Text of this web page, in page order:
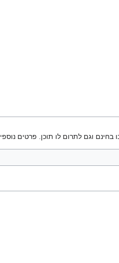
וגם לתרום לו תוכן. פרטים